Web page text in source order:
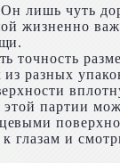
лишь чуть
жизненно
точность
разных
партии
глазам и